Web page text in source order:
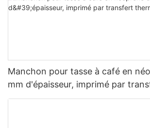
Manchon pour tasse à café en
mm d'épaisseur, imprimé par
thermique.